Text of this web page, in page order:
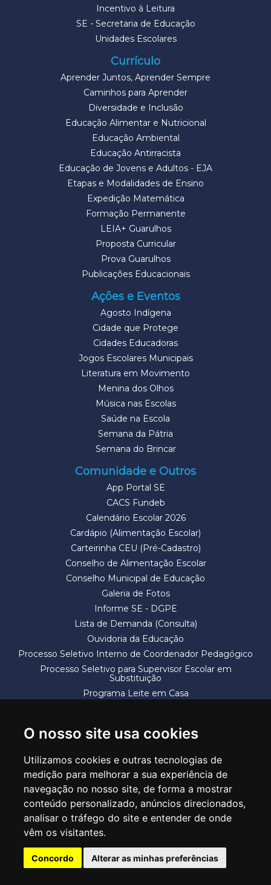
O nosso site usa cookies
Utilizamos cookies e outras tecnologias de
medição para melhorar a sua experiência de
navegação no nosso site, de forma a mostrar
conteúdo personalizado, anúncios direcionados,
analisar o tráfego do site e entender de onde
vêm os visitantes.
Concordo Alterar as minhas preferências
Incentivo à Leitura
SE - Secretaria de Educação
Unidades Escolares
Currículo
Aprender Juntos, Aprender Sempre
Caminhos para Aprender
Diversidade e Inclusão
Educação Alimentar e Nutricional
Educação Ambiental
Educação Antirracista
Educação de Jovens e Adultos - EJA
Etapas e Modalidades de Ensino
Expedição Matemática
Formação Permanente
LEIA+ Guarulhos
Proposta Curricular
Prova Guarulhos
Publicações Educacionais
Ações e Eventos
Agosto Indígena
Cidade que Protege
Cidades Educadoras
Jogos Escolares Municipais
Literatura em Movimento
Menina dos Olhos
Música nas Escolas
Saúde na Escola
Semana da Pátria
Semana do Brincar
Comunidade e Outros
App Portal SE
CACS Fundeb
Calendário Escolar 2026
Cardápio (Alimentação Escolar)
Carteirinha CEU (Pré-Cadastro)
Conselho de Alimentação Escolar
Conselho Municipal de Educação
Galeria de Fotos
Informe SE - DGPE
Lista de Demanda (Consulta)
Ouvidoria da Educação
Processo Seletivo Interno de Coordenador Pedagógico
Processo Seletivo para Supervisor Escolar em
Substituição
Programa Leite em Casa
SECRETARIA DE EDUCAÇÃO
Rua Claudino Barbosa, 313 - Macedo - Guarulhos/SP CEP 07113-040
Central de Atendimento: *55 11 2475-7300